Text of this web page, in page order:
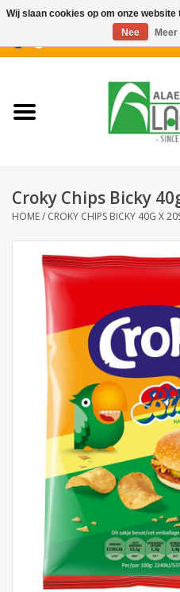
Nieuwigheden
Koffiekoekjes
Confiserie
Dranken
Aperitiefkoekjes
Botanicals
Snoeppot-Snoep
Kassarollen
Cleaning-producten
Relatiegeschenken
Croky Chips Bicky
HOME/ CROKY CHIPS BICKY 40G X
Wij slaan cookies op om onze
Nee